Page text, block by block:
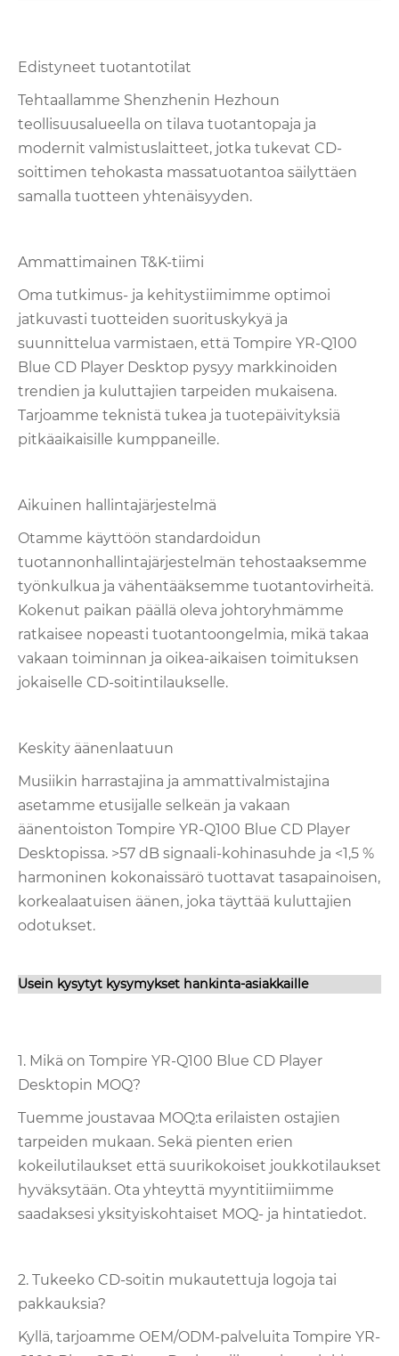
Edistyneet tuotantotilat
Tehtaallamme Shenzhenin Hezhoun
teollisuusalueella on tilava tuotantopaja ja
modernit valmistuslaitteet, jotka tukevat CD-
soittimen tehokasta massatuotantoa säilyttäen
samalla tuotteen yhtenäisyyden.
Ammattimainen T&K-tiimi
Oma tutkimus- ja kehitystiimimme optimoi
jatkuvasti tuotteiden suorituskykyä ja
suunnittelua varmistaen, että Tompire YR-Q100
Blue CD Player Desktop pysyy markkinoiden
trendien ja kuluttajien tarpeiden mukaisena.
Tarjoamme teknistä tukea ja tuotepäivityksiä
pitkäaikaisille kumppaneille.
Aikuinen hallintajärjestelmä
Otamme käyttöön standardoidun
tuotannonhallintajärjestelmän tehostaaksemme
työnkulkua ja vähentääksemme tuotantovirheitä.
Kokenut paikan päällä oleva johtoryhmämme
ratkaisee nopeasti tuotantoongelmia, mikä takaa
vakaan toiminnan ja oikea-aikaisen toimituksen
jokaiselle CD-soitintilaukselle.
Keskity äänenlaatuun
Musiikin harrastajina ja ammattivalmistajina
asetamme etusijalle selkeän ja vakaan
äänentoiston Tompire YR-Q100 Blue CD Player
Desktopissa. >57 dB signaali-kohinasuhde ja <1,5 %
harmoninen kokonaissärö tuottavat tasapainoisen,
korkealaatuisen äänen, joka täyttää kuluttajien
odotukset.
Usein kysytyt kysymykset hankinta-asiakkaille
1. Mikä on Tompire YR-Q100 Blue CD Player
Desktopin MOQ?
Tuemme joustavaa MOQ:ta erilaisten ostajien
tarpeiden mukaan. Sekä pienten erien
kokeilutilaukset että suurikokoiset joukkotilaukset
hyväksytään. Ota yhteyttä myyntitiimiimme
saadaksesi yksityiskohtaiset MOQ- ja hintatiedot.
2. Tukeeko CD-soitin mukautettuja logoja tai
pakkauksia?
Kyllä, tarjoamme OEM/ODM-palveluita Tompire YR-